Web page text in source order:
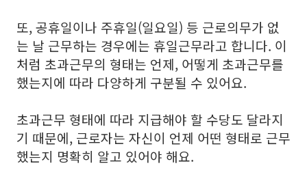
또, 공휴일이나 주휴일(일요일) 등 근로의무가 없
는 날 근무하는 경우에는 휴일근무라고 합니다. 이
처럼 초과근무의 형태는 언제, 어떻게 초과근무를
했는지에 따라 다양하게 구분될 수 있어요.
초과근무 형태에 따라 지급해야 할 수당도 달라지
기 때문에, 근로자는 자신이 언제 어떤 형태로 근무
했는지 명확히 알고 있어야 해요.